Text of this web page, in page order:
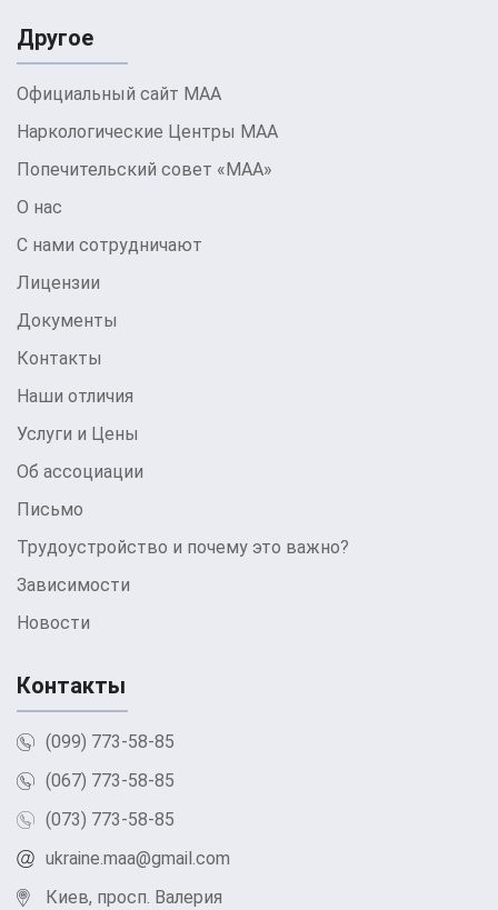
Другое
Официальный сайт МАА
Наркологические Центры МАА
Попечительский совет «МАА»
О нас
С нами сотрудничают
Лицензии
Документы
Контакты
Наши отличия
Услуги и Цены
Об ассоциации
Письмо
Трудоустройство и почему это важно?
Зависимости
Новости
Контакты
(099) 773-58-85
(067) 773-58-85
(073) 773-58-85
ukraine.maa@gmail.com
Киев, просп. Валерия